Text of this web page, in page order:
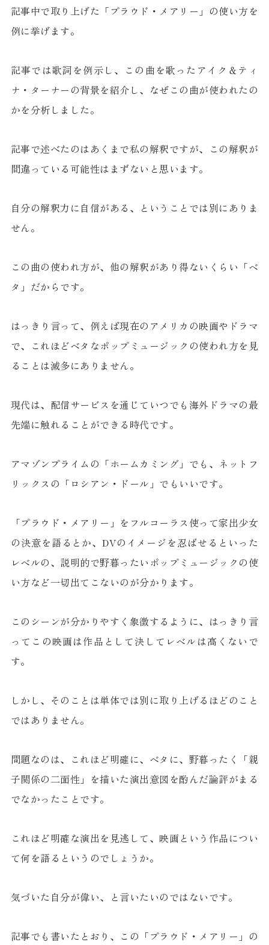
記事中で取り上げた「プラウド・メアリー」の使い方を
例に挙げます。
記事では歌詞を例示し、この曲を歌ったアイク＆ティ
ナ・ターナーの背景を紹介し、なぜこの曲が使われたの
かを分析しました。
記事で述べたのはあくまで私の解釈ですが、この解釈が
間違っている可能性はまずないと思います。
自分の解釈力に自信がある、ということでは別にありま
せん。
この曲の使われ方が、他の解釈があり得ないくらい「ベ
タ」だからです。
はっきり言って、例えば現在のアメリカの映画やドラマ
で、これほどベタなポップミュージックの使われ方を見
ることは滅多にありません。
現代は、配信サービスを通じていつでも海外ドラマの最
先端に触れることができる時代です。
アマゾンプライムの「ホームカミング」でも、ネットフ
リックスの「ロシアン・ドール」でもいいです。
「プラウド・メアリー」をフルコーラス使って家出少女
の決意を語るとか、DVのイメージを忍ばせるといった
レベルの、説明的で野暮ったいポップミュージックの使
い方など一切出てこないのが分かります。
このシーンが分かりやすく象徴するように、はっきり言
ってこの映画は作品として決してレベルは高くないで
す。
しかし、そのことは単体では別に取り上げるほどのこと
ではありません。
問題なのは、これほど明確に、ベタに、野暮ったく「親
子関係の二面性」を描いた演出意図を酌んだ論評がまる
でなかったことです。
これほど明確な演出を見逃して、映画という作品につい
て何を語るというのでしょうか。
気づいた自分が偉い、と言いたいのではないです。
記事でも書いたとおり、この「プラウド・メアリー」の